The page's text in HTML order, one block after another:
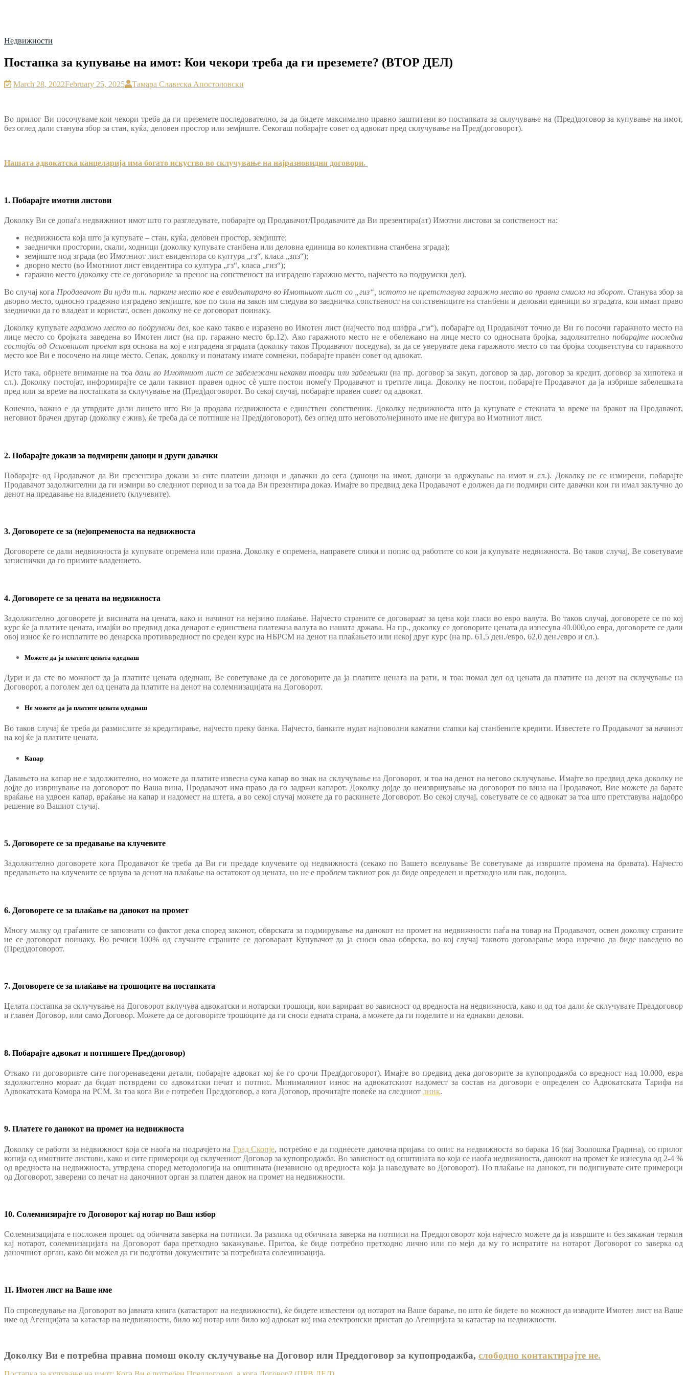
Недвижности
Постапка за купување на имот: Кои чекори треба да ги преземете? (ВТОР ДЕЛ)
March 28, 2022February 25, 2025 Тамара Славеска Апостоловски
Во прилог Ви посочуваме кои чекори треба да ги преземете последователно, за да бидете максимално правно заштитени во постапката за склучување на (Пред)договор за купување на имот,
без оглед дали станува збор за стан, куќа, деловен простор или земјиште. Секогаш побарајте совет од адвокат пред склучување на Пред(договорот).
Нашата адвокатска канцеларија има богато искуство во склучување на најразновидни договори.
1. Побарајте имотни листови
Доколку Ви се допаѓа недвижниот имот што го разгледувате, побарајте од Продавачот/Продавачите да Ви презентира(ат) Имотни листови за сопственост на:
недвижноста која што ја купувате – стан, куќа, деловен простор, земјиште;
заеднички простории, скали, ходници (доколку купувате станбена или деловна единица во колективна станбена зграда);
земјиште под зграда (во Имотниот лист евидентира со култура „гз“, класа „зпз“);
дворно место (во Имотниот лист евидентира со култура „гз“, класа „гиз“);
гаражно место (доколку сте се договориле за пренос на сопственост на изградено гаражно место, најчесто во подрумски дел).
Во случај кога Продавачот Ви нуди т.н. паркинг место кое е евидентирано во Имотниот лист со „гиз“, истото не претставува гаражно место во правна смисла на зборот. Станува збор за
дворно место, односно градежно изградено земјиште, кое по сила на закон им следува во заедничка сопственост на сопствениците на станбени и деловни единици во зградата, кои имаат право
заеднички да го владеат и користат, освен доколку не се договорат поинаку.
Доколку купуватегаражно место во подрумски дел, кое како такво е изразено во Имотен лист (најчесто под шифра „гм“), побарајте од Продавачот точно да Ви го посочи гаражното место на
лице место со бројката заведена во Имотен лист (на пр. гаражно место бр.12). Ако гаражното место не е обележано на лице место со односната бројка, задолжителнопобарајте последна
состојба од Основниот проект врз основа на кој е изградена зградата (доколку таков Продавачот поседува), за да се уверувате дека гаражното место со таа бројка соодветстува со гаражното
место кое Ви е посочено на лице место. Сепак, доколку и понатаму имате сомнежи, побарајте правен совет од адвокат.
Исто така, обрнете внимание на тоадали во Имотниот лист се забележани некакви товари или забелешки (на пр. договор за закуп, договор за дар, договор за кредит, договор за хипотека и
сл.). Доколку постојат, информирајте се дали таквиот правен однос сѐ уште постои помеѓу Продавачот и третите лица. Доколку не постои, побарајте Продавачот да ја избрише забелешката
пред или за време на постапката за склучување на (Пред)договорот. Во секој случај, побарајте правен совет од адвокат.
Конечно, важно е да утврдите дали лицето што Ви ја продава недвижноста е единствен сопственик. Доколку недвижноста што ја купувате е стекната за време на бракот на Продавачот,
неговиот брачен другар (доколку е жив), ќе треба да се потпише на Пред(договорот), без оглед што неговото/нејзиното име не фигура во Имотниот лист.
2. Побарајте докази за подмирени даноци и други давачки
Побарајте од Продавачот да Ви презентира докази за сите платени даноци и давачки до сега (даноци на имот, даноци за одржување на имот и сл.). Доколку не се измирени, побарајте
Продавачот задолжителни да ги измири во следниот период и за тоа да Ви презентира доказ. Имајте во предвид дека Продавачот е должен да ги подмири сите давачки кои ги имал заклучно до
денот на предавање на владението (клучевите).
3. Договорете се за (не)опременоста на недвижноста
Договорете се дали недвижноста ја купувате опремена или празна. Доколку е опремена, направете слики и попис од работите со кои ја купувате недвижноста. Во таков случај, Ве советуваме
записнички да го примите владението.
4. Договорете се за цената на недвижноста
Задолжително договорете ја висината на цената, како и начинот на нејзино плаќање. Најчесто страните се договараат за цена која гласи во евро валута. Во таков случај, договорете се по кој
курс ќе ја платите цената, имајќи во предвид дека денарот е единствена платежна валута во нашата држава. На пр., доколку се договорите цената да изнесува 40.000,оо евра, договорете се дали
овој износ ќе го исплатите во денарска противвредност по среден курс на НБРСМ на денот на плаќањето или некој друг курс (на пр. 61,5 ден./евро, 62,0 ден./евро и сл.).
Можете да ја платите цената одеднаш
Дури и да сте во можност да ја платите цената одеднаш, Ве советуваме да се договорите да ја платите цената на рати, и тоа: помал дел од цената да платите на денот на склучување на
Договорот, а поголем дел од цената да платите на денот на солемнизацијата на Договорот.
Не можете да ја платите цената одеднаш
Во таков случај ќе треба да размислите за кредитирање, најчесто преку банка. Најчесто, банките нудат најповолни каматни стапки кај станбените кредити. Известете го Продавачот за начинот
на кој ќе ја платите цената.
Капар
Давањето на капар не е задолжително, но можете да платите извесна сума капар во знак на склучување на Договорот, и тоа на денот на негово склучување. Имајте во предвид дека доколку не
дојде до извршување на договорот по Ваша вина, Продавачот има право да го задржи капарот. Доколку дојде до неизвршување на договорот по вина на Продавачот, Вие можете да барате
враќање на удвоен капар, враќање на капар и надомест на штета, а во секој случај можете да го раскинете Договорот. Во секој случај, советувате се со адвокат за тоа што претставува најдобро
решение во Вашиот случај.
5. Договорете се за предавање на клучевите
Задолжително договорете кога Продавачот ќе треба да Ви ги предаде клучевите од недвижноста (секако по Вашето вселување Ве советуваме да извршите промена на бравата). Најчесто
предавањето на клучевите се врзува за денот на плаќање на остатокот од цената, но не е проблем таквиот рок да биде определен и претходно или пак, подоцна.
6. Договорете се за плаќање на данокот на промет
Многу малку од граѓаните се запознати со фактот дека според законот, обврската за подмирување на данокот на промет на недвижности паѓа на товар на Продавачот, освен доколку страните
не се договорат поинаку. Во речиси 100% од случаите страните се договараат Купувачот да ја сноси оваа обврска, во кој случај таквото договарање мора изречно да биде наведено во
(Пред)договорот.
7. Договорете се за плаќање на трошоците на постапката
Целата постапка за склучување на Договорот вклучува адвокатски и нотарски трошоци, кои варираат во зависност од вредноста на недвижноста, како и од тоа дали ќе склучувате Преддоговор
и главен Договор, или само Договор. Можете да се договорите трошоците да ги сноси едната страна, а можете да ги поделите и на еднакви делови.
8. Побарајте адвокат и потпишете Пред(договор)
Откако ги договоривте сите погоренаведени детали, побарајте адвокат кој ќе го срочи Пред(договорот). Имајте во предвид дека договорите за купопродажба со вредност над 10.000, евра
задолжително мораат да бидат потврдени со адвокатски печат и потпис. Минималниот износ на адвокатскиот надомест за состав на договори е определен со Адвокатската Тарифа на
Адвокатската Комора на РСМ. За тоа кога Ви е потребен Преддоговор, а кога Договор, прочитајте повеќе на следниот линк.
9. Платете го данокот на промет на недвижноста
Доколку се работи за недвижност која се наоѓа на подрачјето на Град Скопје, потребно е да поднесете даночна пријава со опис на недвижноста во барака 16 (кај Зоолошка Градина), со прилог
копија од имотните листови, како и сите примероци од склучениот Договор за купопродажба. Во зависност од општината во која се наоѓа недвижноста, данокот на промет ќе изнесува од 2-4 %
од вредноста на недвижноста, утврдена според методологија на општината (независно од вредноста која ја наведувате во Договорот). По плаќање на данокот, ги подигнувате сите примероци
од Договорот, заверени со печат на даночниот орган за платен данок на промет на недвижности.
10. Солемнизирајте го Договорот кај нотар по Ваш избор
Солемнизацијата е посложен процес од обичната заверка на потписи. За разлика од обичната заверка на потписи на Преддоговорот која најчесто можете да ја извршите и без закажан термин
кај нотарот, солемнизацијата на Договорот бара претходно закажување. Притоа, ќе биде потребно претходно лично или по мејл да му го испратите на нотарот Договорот со заверка од
даночниот орган, како би можел да ги подготви документите за потребната солемнизација.
11. Имотен лист на Ваше име
По спроведување на Договорот во јавната книга (катастарот на недвижности), ќе бидете известени од нотарот на Ваше барање, по што ќе бидете во можност да извадите Имотен лист на Ваше
име од Агенцијата за катастар на недвижности, било кој нотар или било кој адвокат кој има електронски пристап до Агенцијата за катастар на недвижности.
Доколку Ви е потребна правна помош околу склучување на Договор или Преддоговор за купопродажба, слободно контактирајте не.